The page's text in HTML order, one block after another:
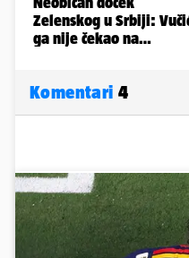
Komentari 4